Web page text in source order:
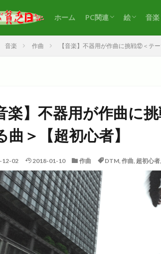
ホーム PC関連
WordPress
アフィリエイト
絵
練習（絵
その他（
音楽
作
耳
そ
音楽 作曲 【音楽】不器用が作曲に挑戦⑫＜テ
楽】不器用が作曲に
曲＞【超初心者】
12-02 2018-01-10 作曲 DTM, 作曲, 超初心者,